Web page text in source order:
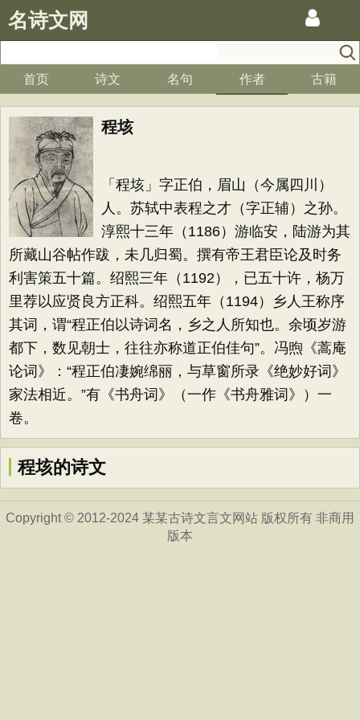
名诗文网
首页 诗文 名句 作者 古籍
程垓
「程垓」字正伯，眉山（今属四川）
人。苏轼中表程之才（字正辅）之孙。
淳熙十三年（1186）游临安，陆游为其
所藏山谷帖作跋，未几归蜀。撰有帝王君臣论及时务
利害策五十篇。绍熙三年（1192），已五十许，杨万
里荐以应贤良方正科。绍熙五年（1194）乡人王称序
其词，谓“程正伯以诗词名，乡之人所知也。余顷岁游
都下，数见朝士，往往亦称道正伯佳句”。冯煦《蒿庵
论词》：“程正伯凄婉绵丽，与草窗所录《绝妙好词》
家法相近。”有《书舟词》（一作《书舟雅词》）一
卷。
程垓的诗文
Copyright © 2012-2024 某某古诗文言文网站 版权所有 非商用
版本